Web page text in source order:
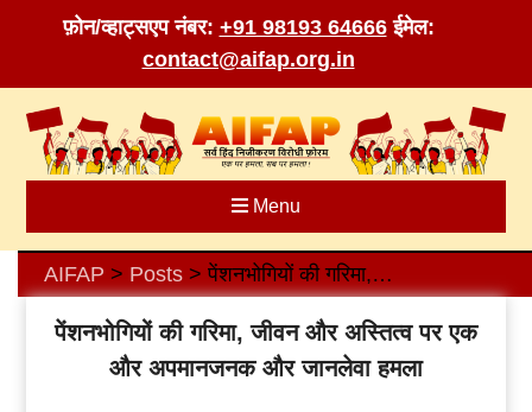
फ़ोन/व्हाट्सएप नंबर: +91 98193 64666 ईमेल:
contact@aifap.org.in
content
Menu
AIFAP > Posts> पेंशनभोगियों की गरिमा, जीवन और अस्तित्व पर एक और अपमानजनक और जानलेवा हमला
पेंशनभोगियों की गरिमा, जीवन और अस्तित्व पर एक
और अपमानजनक और जानलेवा हमला